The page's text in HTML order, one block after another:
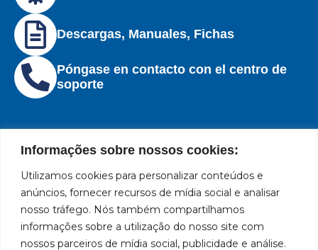
Informações sobre nossos cookies:
Utilizamos cookies para personalizar conteúdos e
anúncios, fornecer recursos de mídia social e analisar
nosso tráfego. Nós também compartilhamos
informações sobre a utilização do nosso site com
nossos parceiros de mídia social, publicidade e análise.
Descargas, Manuales, Fichas
Póngase en contacto con el centro de
soporte
Marca
líder
en
fabricación
de
Políticas
de
privacidad
Políticas
de
Institucional
Institucional
Centros de
Servicio
Ubicación
Rua
931 – Anexo
Anita
Franchini,
Redes
sociales